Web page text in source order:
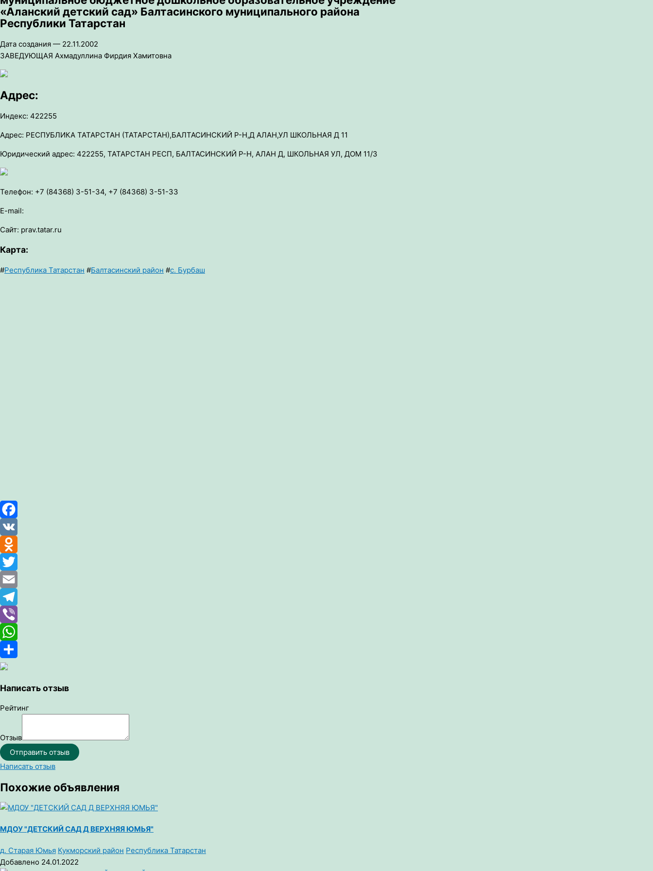
«Аланский детский сад» Балтасинского муниципального района
Республики Татарстан
Дата создания — 22.11.2002
ЗАВЕДУЮЩАЯ Ахмадуллина Фирдия Хамитовна
Адрес:
Индекс: 422255
Адрес: РЕСПУБЛИКА ТАТАРСТАН (ТАТАРСТАН),БАЛТАСИНСКИЙ Р-Н,Д АЛАН,УЛ ШКОЛЬНАЯ Д 11
Юридический адрес: 422255, ТАТАРСТАН РЕСП, БАЛТАСИНСКИЙ Р-Н, АЛАН Д, ШКОЛЬНАЯ УЛ, ДОМ 11/3
Телефон: +7 (84368) 3-51-34, +7 (84368) 3-51-33
E-mail:
Сайт: prav.tatar.ru
Карта:
#Республика Татарстан #Балтасинский район #с. Бурбаш
Facebook
VK
Odnoklassniki
Twitter
Email
Telegram
Viber
WhatsApp
Отправить
Написать отзыв
Рейтинг
Отзыв
Отправить отзыв
Написать отзыв
Похожие объявления
МДОУ "ДЕТСКИЙ САД Д ВЕРХНЯЯ ЮМЬЯ"
д. Старая Юмья Кукморский район Республика Татарстан
Добавлено 24.01.2022